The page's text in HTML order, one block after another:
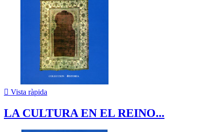
 Vista ràpida
LA CULTURA EN EL REINO...